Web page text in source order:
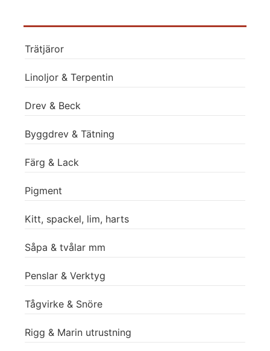
Trätjäror
Linoljor & Terpentin
Drev & Beck
Byggdrev & Tätning
Färg & Lack
Pigment
Kitt, spackel, lim, harts
Såpa & tvålar mm
Penslar & Verktyg
Tågvirke & Snöre
Rigg & Marin utrustning